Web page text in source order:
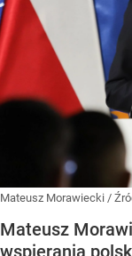
Mateusz Morawiecki /
Mateusz
wspierania